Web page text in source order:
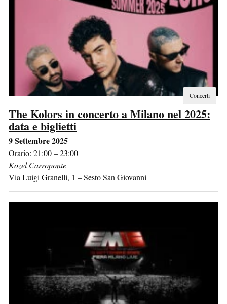
Concerti
The Kolors in concerto a Milano nel 2025:
data e biglietti
9 Settembre 2025
Orario: 21:00 – 23:00
Kozel Carroponte
Via Luigi Granelli, 1 –Sesto San Giovanni